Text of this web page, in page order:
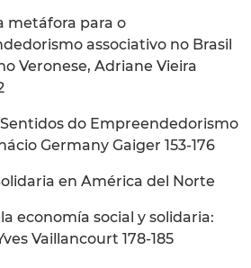
metáfora para o
associativo no Brasil
Veronese, Adriane Vieira
do Empreendedorismo
Germany Gaiger 153-176
en América del Norte
economía social y solidaria:
Vaillancourt 178-185